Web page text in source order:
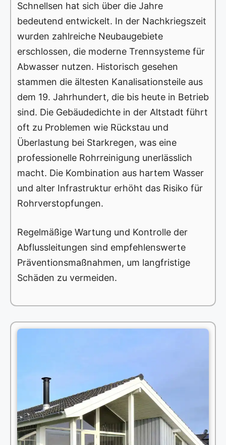
Schnellsen hat sich über die Jahre
bedeutend entwickelt. In der Nachkriegszeit
wurden zahlreiche Neubaugebiete
erschlossen, die moderne Trennsysteme für
Abwasser nutzen. Historisch gesehen
stammen die ältesten Kanalisationsteile aus
dem 19. Jahrhundert, die bis heute in Betrieb
sind. Die Gebäudedichte in der Altstadt führt
oft zu Problemen wie Rückstau und
Überlastung bei Starkregen, was eine
professionelle Rohrreinigung unerlässlich
macht. Die Kombination aus hartem Wasser
und alter Infrastruktur erhöht das Risiko für
Rohrverstopfungen.
Regelmäßige Wartung und Kontrolle der
Abflussleitungen sind empfehlenswerte
Präventionsmaßnahmen, um langfristige
Schäden zu vermeiden.